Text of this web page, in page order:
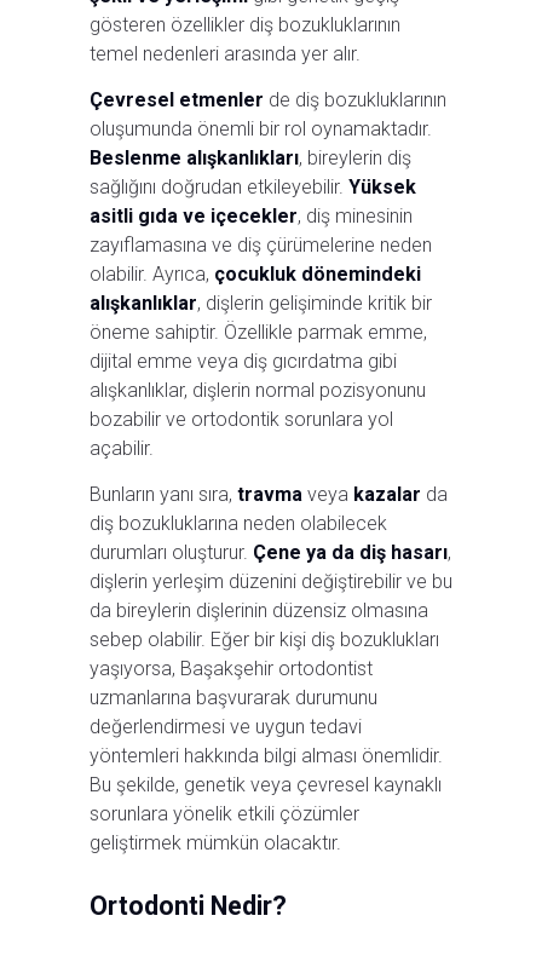
gösteren özellikler diş bozukluklarının
temel nedenleri arasında yer alır.
Çevresel etmenler de diş bozukluklarının
oluşumunda önemli bir rol oynamaktadır.
Beslenme alışkanlıkları, bireylerin diş
sağlığını doğrudan etkileyebilir. Yüksek
asitli gıda ve içecekler, diş minesinin
zayıflamasına ve diş çürümelerine neden
olabilir. Ayrıca, çocukluk dönemindeki
alışkanlıklar, dişlerin gelişiminde kritik bir
öneme sahiptir. Özellikle parmak emme,
dijital emme veya diş gıcırdatma gibi
alışkanlıklar, dişlerin normal pozisyonunu
bozabilir ve ortodontik sorunlara yol
açabilir.
Bunların yanı sıra, travma veya kazalar da
diş bozukluklarına neden olabilecek
durumları oluşturur. Çene ya da diş hasarı,
dişlerin yerleşim düzenini değiştirebilir ve bu
da bireylerin dişlerinin düzensiz olmasına
sebep olabilir. Eğer bir kişi diş bozuklukları
yaşıyorsa, Başakşehir ortodontist
uzmanlarına başvurarak durumunu
değerlendirmesi ve uygun tedavi
yöntemleri hakkında bilgi alması önemlidir.
Bu şekilde, genetik veya çevresel kaynaklı
sorunlara yönelik etkili çözümler
geliştirmek mümkün olacaktır.
Ortodonti Nedir?